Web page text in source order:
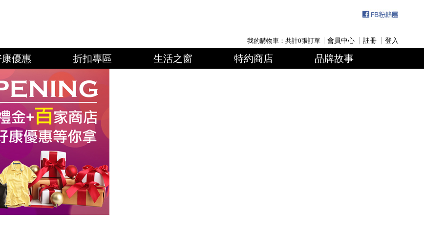
我的購物車：共計0張訂單 會員中心 註冊 登入
優惠 折扣專區 生活之窗 特約商店 品牌故事